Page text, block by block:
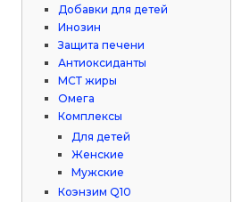
Добавки для детей
Инозин
Защита печени
Антиоксиданты
МСТ жиры
Омега
Комплексы
Для детей
Женские
Мужские
Коэнзим Q10